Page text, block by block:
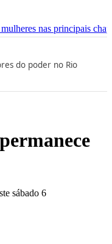
Renan diz que
do poder no Rio
sábado 6